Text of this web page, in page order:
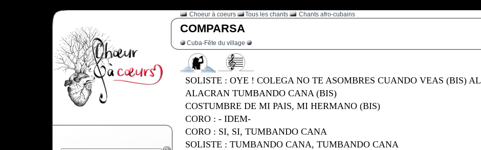
Choeur à coeurs Tous les chants Chants afro-cubains
COMPARSA
Cuba-Fête du village
SOLISTE : OYE ! COLEGA NO TE ASOMBRES CUANDO VEAS (BIS) AL
ALACRAN TUMBANDO CANA (BIS)
COSTUMBRE DE MI PAIS, MI HERMANO (BIS)
CORO : - IDEM-
CORO : SI, SI, TUMBANDO CANA
SOLISTE : TUMBANDO CANA, TUMBANDO CANA